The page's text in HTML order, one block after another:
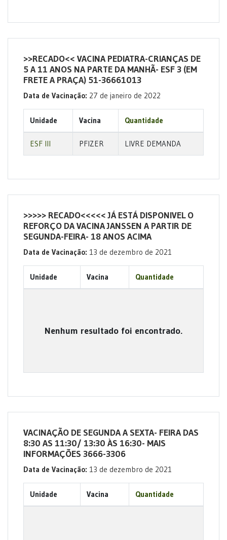
>>RECADO<< VACINA PEDIATRA-CRIANÇAS DE
5 A 11 ANOS NA PARTE DA MANHÃ- ESF 3 (EM
FRETE A PRAÇA) 51-36661013
Data de Vacinação: 27 de janeiro de 2022
Unidade Vacina Quantidade
ESF III PFIZER LIVRE DEMANDA
>>>>> RECADO<<<<< JÁ ESTÁ DISPONIVEL O
REFORÇO DA VACINA JANSSEN A PARTIR DE
SEGUNDA-FEIRA- 18 ANOS ACIMA
Data de Vacinação: 13 de dezembro de 2021
Unidade Vacina Quantidade
Nenhum resultado foi encontrado.
VACINAÇÃO DE SEGUNDA A SEXTA- FEIRA DAS
8:30 AS 11:30/ 13:30 ÀS 16:30- MAIS
INFORMAÇÕES 3666-3306
Data de Vacinação: 13 de dezembro de 2021
Unidade Vacina Quantidade